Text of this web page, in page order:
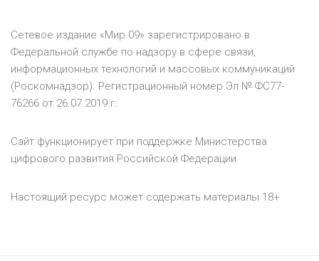
Сетевое издание «Мир 09» зарегистрировано в
Федеральной службе по надзору в сфере связи,
информационных технологий и массовых коммуникаций
(Роскомнадзор). Регистрационный номер Эл № ФС77-
76266 от 26.07.2019 г.
Сайт функционирует при поддержке Министерства
цифрового развития Российской Федерации
Настоящий ресурс может содержать материалы 18+